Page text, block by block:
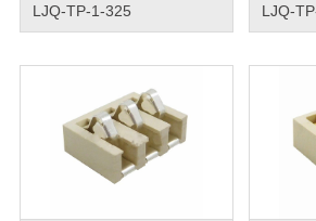
LJQ-TP-1-325 LJQ-